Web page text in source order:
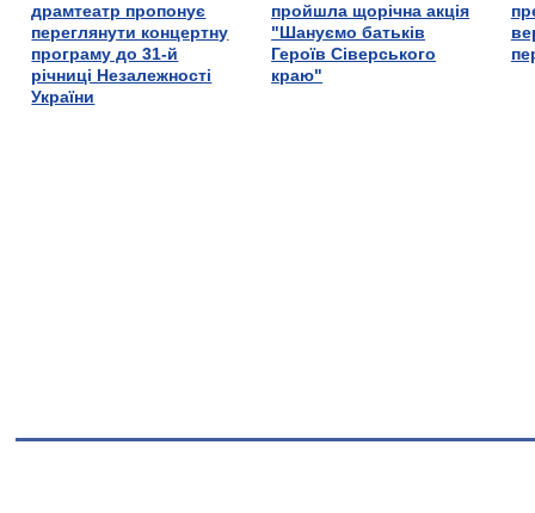
драмтеатр пропонує
переглянути концертну
програму до 31-й
річниці Незалежності
України
пройшла щорічна акція
"Шануємо батьків
Героїв Сіверського
краю"